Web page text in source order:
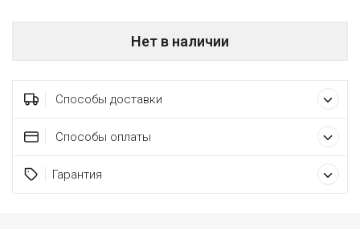
Нет в наличии
Способы доставки
Способы оплаты
Гарантия